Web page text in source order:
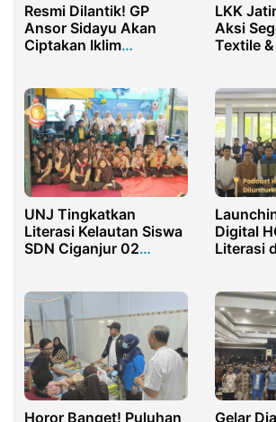
Resmi Dilantik! GP
Ansor Sidayu Akan
Ciptakan Iklim
LKK
Aksi
Textile
UNJ Tingkatkan
Literasi Kelautan Siswa
SDN Ciganjur 02
Digital
Literasi
Horor Banget! Puluhan
Gelar